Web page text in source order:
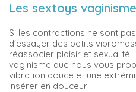
Les sextoys
Si les contractions ne sont
d'essayer des petits
réassocier plaisir et
vaginisme que nous vous
vibration douce et une
insérer en douceur.